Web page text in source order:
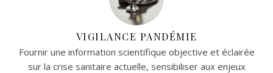
VIGILANCE PANDÉMIE
Fournir une information scientifique objective et éclairée
sur la crise sanitaire actuelle, sensibiliser aux enjeux